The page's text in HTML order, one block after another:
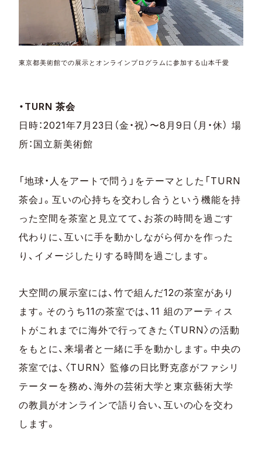
東京都美術館での展示とオンラインプログラムに参加する山本千愛
・TURN 茶会
日時：2021年7月23日（金・祝）〜8月9日（月・休） 場
所：国立新美術館
「地球・人をアートで問う」をテーマとした「TURN
茶会」。互いの心持ちを交わし合うという機能を持
った空間を茶室と見立てて、お茶の時間を過ごす
代わりに、互いに手を動かしながら何かを作った
り、イメージしたりする時間を過ごします。
大空間の展示室には、竹で組んだ12の茶室があり
ます。そのうち11の茶室では、11 組のアーティス
トがこれまでに海外で行ってきた〈TURN〉の活動
をもとに、来場者と一緒に手を動かします。中央の
茶室では、〈TURN〉 監修の日比野克彦がファシリ
テーターを務め、海外の芸術大学と東京藝術大学
の教員がオンラインで語り合い、互いの心を交わ
します。